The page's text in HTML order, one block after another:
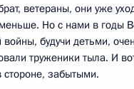
ветераны, они уже
Но с нами в годы
войны, будучи детьми,
труженики тыла. И
стороне, забытыми.